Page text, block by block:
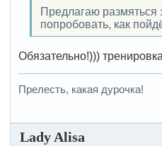
Предлагаю размяться
попробовать, как
Обязательно!)))
Прелесть, какая дурочка!
Lady Alisa